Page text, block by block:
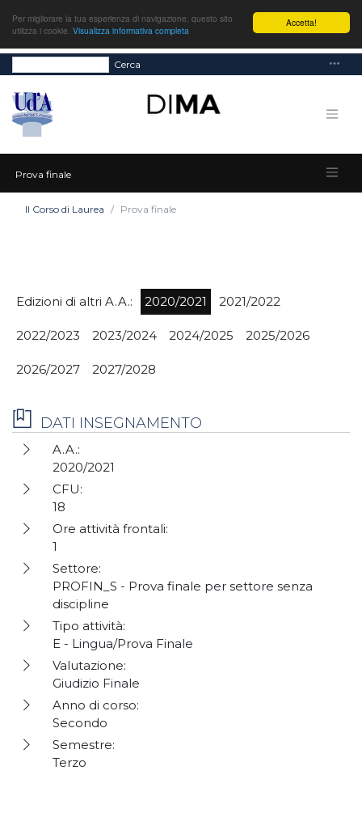
Accetta!
Per migliorare la tua esperienza di navigazione, questo sito
utilizza i cookie. Visualizza informativa completa
Cerca
Prova finale
Il Corso di Laurea Prova finale
Edizioni di altri A.A.: 2020/2021 2021/2022
2022/2023 2023/2024 2024/2025 2025/2026
2026/2027 2027/2028
DATI INSEGNAMENTO
A.A.:
2020/2021
CFU:
18
Ore attività frontali:
1
Settore:
PROFIN_S - Prova finale per settore senza
discipline
Tipo attività:
E - Lingua/Prova Finale
Valutazione:
Giudizio Finale
Anno di corso:
Secondo
Semestre:
Terzo